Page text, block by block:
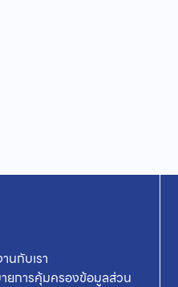
นกับเรา
ยการคุ้มครองข้อมูลส่วน